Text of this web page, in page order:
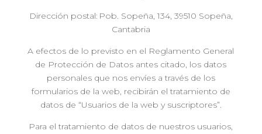
Dirección postal: Pob. Sopeña, 134, 39510 Sopeña,
Cantabria
A efectos de lo previsto en el Reglamento General
de Protección de Datos antes citado, los datos
personales que nos envíes a través de los
formularios de la web, recibirán el tratamiento de
datos de “Usuarios de la web y suscriptores”.
Para el tratamiento de datos de nuestros usuarios,